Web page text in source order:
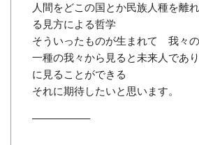
人間をどこの国とか民族人種を離
る見方による哲学
そういったものが生まれて 我々の
一種の我々から見ると未来人であ
に見ることができる
それに期待したいと思います。
—————–